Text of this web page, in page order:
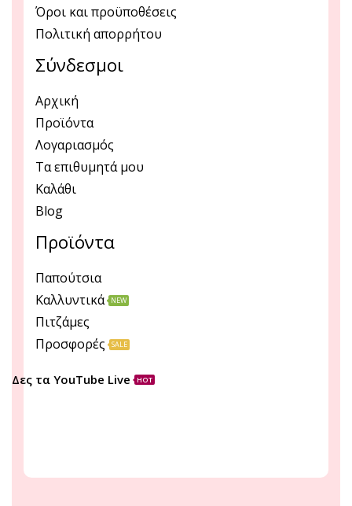
Όροι και προϋποθέσεις
Πολιτική απορρήτου
Σύνδεσμοι
Αρχική
Προϊόντα
Λογαριασμός
Τα επιθυμητά μου
Καλάθι
Blog
Προϊόντα
Παπούτσια
Καλλυντικά
NEW
Πιτζάμες
Προσφορές
SALE
Δες τα YouTube Live HOT